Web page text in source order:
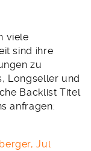
viele
sind ihre
zu
Longseller und
Backlist Titel
anfragen:
Jul